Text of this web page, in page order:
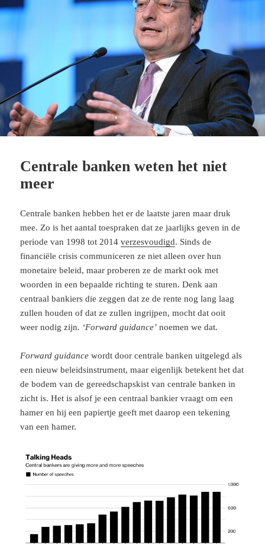
e A
p
r
a
m
d
I
n
Centrale banken weten het niet
meer
Centrale banken hebben het er de laatste jaren maar druk
mee. Zo is het aantal toespraken dat ze jaarlijks geven in de
periode van 1998 tot 2014verzesvoudigd. Sinds de
financiële crisis communiceren ze niet alleen over hun
monetaire beleid, maar proberen ze de markt ook met
woorden in een bepaalde richting te sturen. Denk aan
centraal bankiers die zeggen dat ze de rente nog lang laag
zullen houden of dat ze zullen ingrijpen, mocht dat ooit
weer nodig zijn. ‘Forward guidance’ noemen we dat.
Forward guidance wordt door centrale banken uitgelegd als
een nieuw beleidsinstrument, maar eigenlijk betekent het dat
de bodem van de gereedschapskist van centrale banken in
zicht is. Het is alsof je een centraal bankier vraagt om een
hamer en hij een papiertje geeft met daarop een tekening
van een hamer.